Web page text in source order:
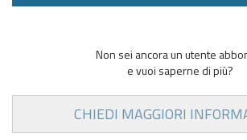
Non sei ancora un utente
e vuoi saperne di più?
CHIEDI MAGGIORI